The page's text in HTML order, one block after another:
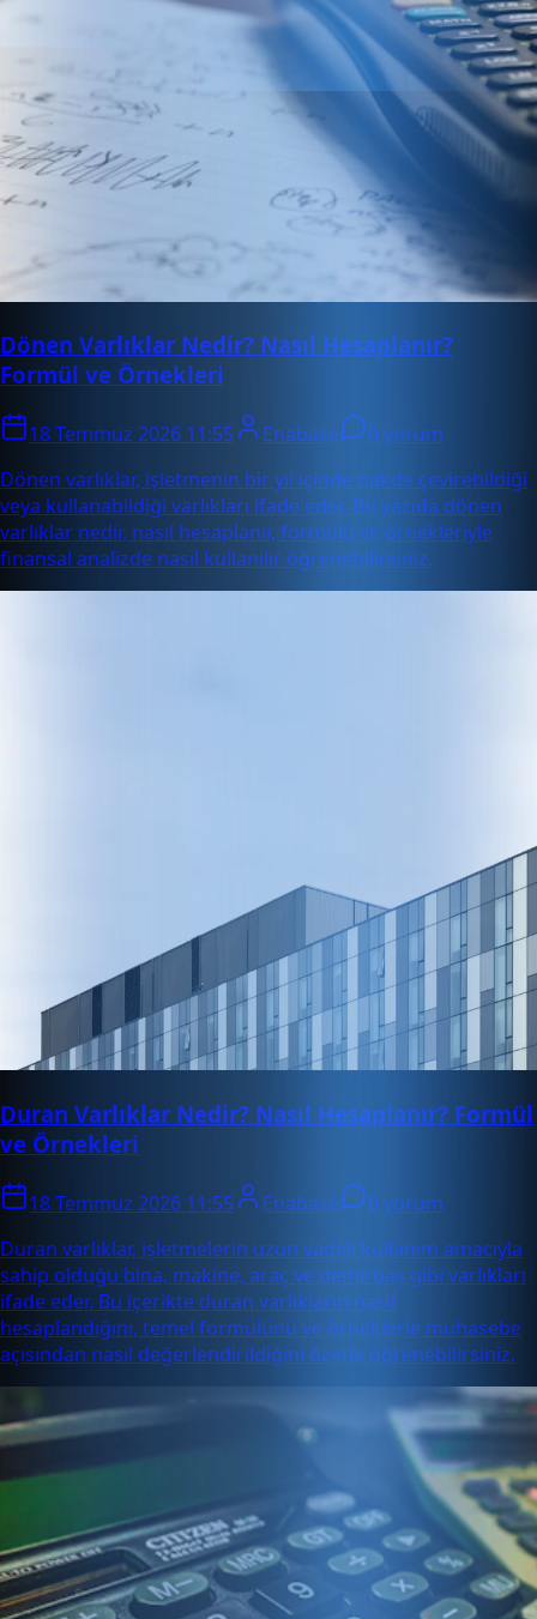
Dönen Varlıklar Nedir? Nasıl Hesaplanır?
Formül ve Örnekleri
18 Temmuz 2026 11:55 Enabase
0 yorum
Dönen varlıklar, işletmenin bir yıl içinde nakde çevirebildiği
veya kullanabildiği varlıkları ifade eder. Bu yazıda dönen
varlıklar nedir, nasıl hesaplanır, formülü ve örnekleriyle
finansal analizde nasıl kullanılır öğrenebilirsiniz.
Duran Varlıklar Nedir? Nasıl Hesaplanır? Formül
ve Örnekleri
18 Temmuz 2026 11:55 Enabase
0 yorum
Duran varlıklar, işletmelerin uzun vadeli kullanım amacıyla
sahip olduğu bina, makine, araç ve demirbaş gibi varlıkları
ifade eder. Bu içerikte duran varlıkların nasıl
hesaplandığını, temel formülünü ve örneklerle muhasebe
açısından nasıl değerlendirildiğini özetle öğrenebilirsiniz.